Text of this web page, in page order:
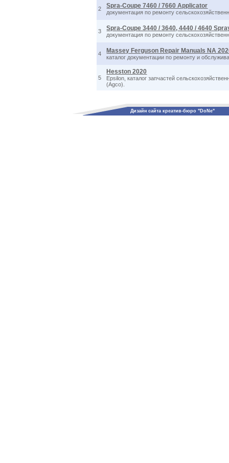
2 Spra-Coupe 7460 / 7660 Applicator
документация по ремонту
3 Spra-Coupe 3440 / 3640, 4440 / 4640
документация по ремонту
4 Massey Ferguson Repair Manuals NA
каталог документации по ремонту и
5
Hesston 2020
Epsilon, каталог запчастей
(Agco).
Дизайн сайта креатив-бюро "DoNe"